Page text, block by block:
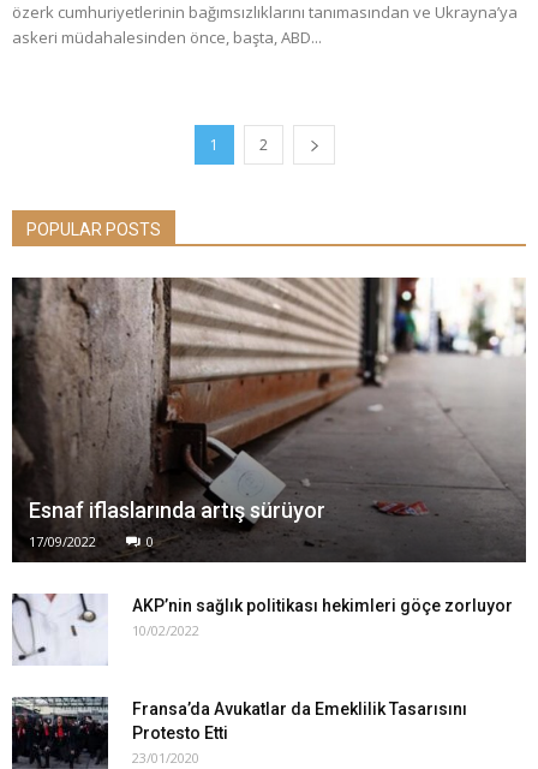
özerk cumhuriyetlerinin bağımsızlıklarını tanımasından ve Ukrayna’ya
askeri müdahalesinden önce, başta, ABD...
1 2
POPULAR POSTS
Esnaf iflaslarında artış sürüyor
17/09/2022 0
AKP’nin sağlık politikası hekimleri göçe zorluyor
10/02/2022
Fransa’da Avukatlar da Emeklilik Tasarısını
Protesto Etti
23/01/2020